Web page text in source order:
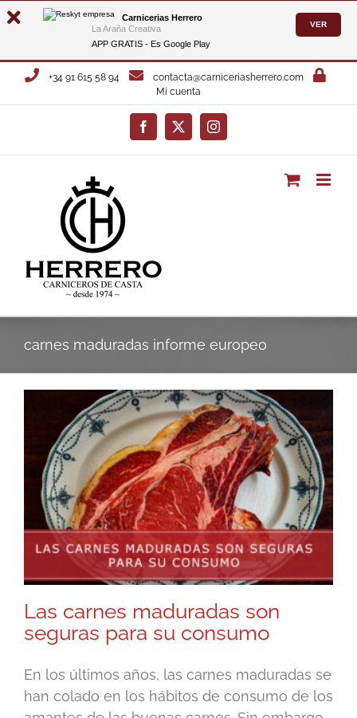
Carnicerias Herrero
La Araña Creativa
APP GRATIS - Es Google Play
VER
Saltar
+34 91 615 58 94
contacta@carniceriasherrero.com
Mi cuenta
Facebook
X Instagram
carnes maduradas informe europeo
Las carnes maduradas son
seguras para su consumo
En los últimos años, las carnes maduradas se
han colado en los hábitos de consumo de los